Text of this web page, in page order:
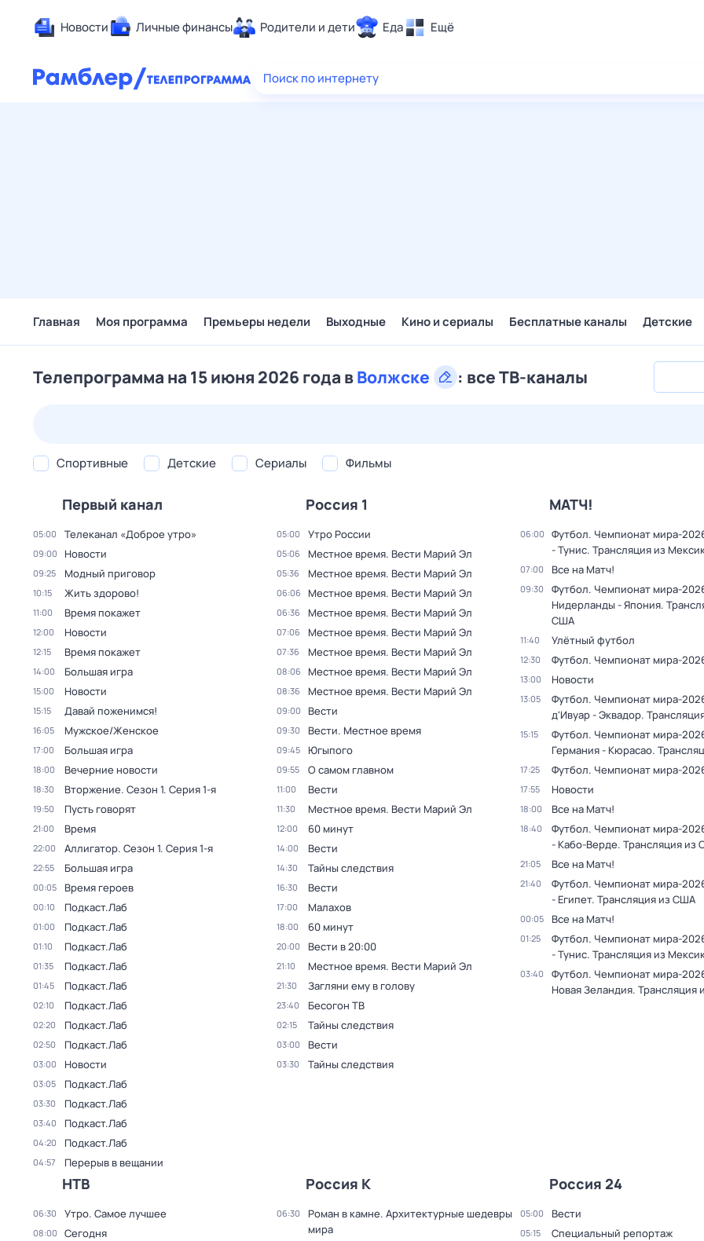
Новости Личные финансы Родители и дети Еда Ещё
Здоровье
Поиск по интернету
Главная Моя программа Премьеры недели Выходные Кино и сериалы Бесплатные каналы Детские
Телепрограмма на 15 июня 2026 года вВолжске : все ТВ-каналы
Спортивные Детские Сериалы Фильмы
Первый канал
05:00 Телеканал «Доброе утро»
09:00 Новости
09:25 Модный приговор
10:15 Жить здорово!
11:00 Время покажет
12:00 Новости
12:15 Время покажет
14:00 Большая игра
15:00 Новости
15:15 Давай поженимся!
16:05 Мужское/Женское
17:00 Большая игра
18:00 Вечерние новости
18:30 Вторжение. Сезон 1. Серия 1-я
19:50 Пусть говорят
21:00 Время
22:00 Аллигатор. Сезон 1. Серия 1-я
22:55 Большая игра
00:05 Время героев
00:10 Подкаст.Лаб
01:00 Подкаст.Лаб
01:10 Подкаст.Лаб
01:35 Подкаст.Лаб
01:45 Подкаст.Лаб
02:10 Подкаст.Лаб
02:20 Подкаст.Лаб
02:50 Подкаст.Лаб
03:00 Новости
03:05 Подкаст.Лаб
03:30 Подкаст.Лаб
03:40 Подкаст.Лаб
04:20 Подкаст.Лаб
04:57 Перерыв в вещании
Россия 1
05:00 Утро России
05:06 Местное время. Вести Марий Эл
05:36 Местное время. Вести Марий Эл
06:06 Местное время. Вести Марий Эл
06:36 Местное время. Вести Марий Эл
07:06 Местное время. Вести Марий Эл
07:36 Местное время. Вести Марий Эл
08:06 Местное время. Вести Марий Эл
08:36 Местное время. Вести Марий Эл
09:00 Вести
09:30 Вести. Местное время
09:45 Югыпого
09:55 О самом главном
11:00 Вести
11:30 Местное время. Вести Марий Эл
12:00 60 минут
14:00 Вести
14:30 Тайны следствия
16:30 Вести
17:00 Малахов
18:00 60 минут
20:00 Вести в 20:00
21:10 Местное время. Вести Марий Эл
21:30 Загляни ему в голову
23:40 Бесогон ТВ
02:15 Тайны следствия
03:00 Вести
03:30 Тайны следствия
МАТЧ!
06:00
Футбол. Чемпионат мира-
- Тунис. Трансляция из
07:00 Все на Матч!
09:30
Футбол. Чемпионат мира-
Нидерланды - Япония.
США
11:40 Улётный футбол
12:30 Футбол. Чемпионат мира-
13:00 Новости
13:05
Футбол. Чемпионат мира-
д'Ивуар - Эквадор.
15:15
Футбол. Чемпионат мира-
Германия - Кюрасао.
17:25 Футбол. Чемпионат мира-
17:55 Новости
18:00 Все на Матч!
18:40
Футбол. Чемпионат мира-
- Кабо-Верде. Трансляция из
21:05 Все на Матч!
21:40
Футбол. Чемпионат мира-
- Египет. Трансляция из США
00:05 Все на Матч!
01:25
Футбол. Чемпионат мира-
- Тунис. Трансляция из
03:40
Футбол. Чемпионат мира-
Новая Зеландия. Трансляция
НТВ
06:30 Утро. Самое лучшее
08:00 Сегодня
Россия К
06:30
Роман в камне. Архитектурные шедевры
мира
Россия 24
05:00 Вести
05:15 Специальный репортаж